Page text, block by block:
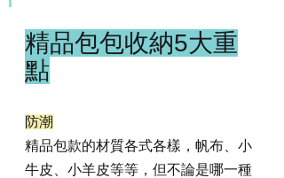
精品包包收納5大重
點
防潮
精品包款的材質各式各樣，帆布、小
牛皮、小羊皮等等，但不論是哪一種